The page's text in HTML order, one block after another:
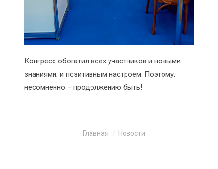
Конгресс обогатил всех участников и новыми
знаниями, и позитивным настроем. Поэтому,
несомненно – продолжению быть!
Главная Новости